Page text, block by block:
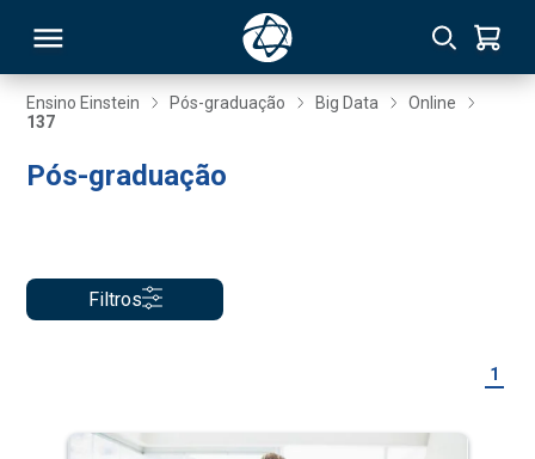
Ensino Einstein Pós-graduação Big Data
Online
137
Pós-graduação
Filtros
1